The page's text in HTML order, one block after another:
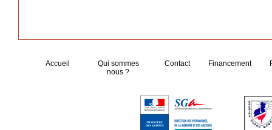
Accueil
Qui sommes
nous ?
Contact Financement